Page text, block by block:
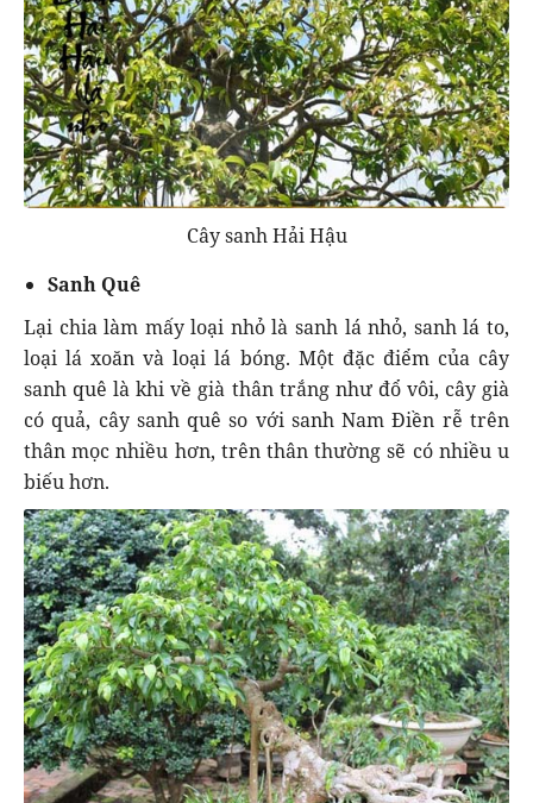
Cây sanh Hải Hậu
Sanh Quê
Lại chia làm mấy loại nhỏ là sanh lá nhỏ, sanh lá to,
loại lá xoăn và loại lá bóng. Một đặc điểm của cây
sanh quê là khi về già thân trắng như đổ vôi, cây già
có quả, cây sanh quê so với sanh Nam Điền rễ trên
thân mọc nhiều hơn, trên thân thường sẽ có nhiều u
biếu hơn.